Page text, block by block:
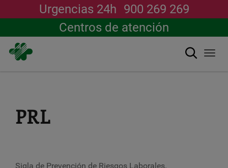
Urgencias 24h 900 269 269
Centros de atención
Buscar
PRL
Sigla de Prevención de Riesgos Laborales.